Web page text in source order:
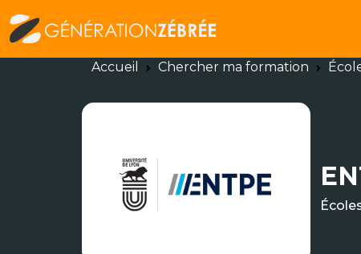
Accueil Chercher ma formation